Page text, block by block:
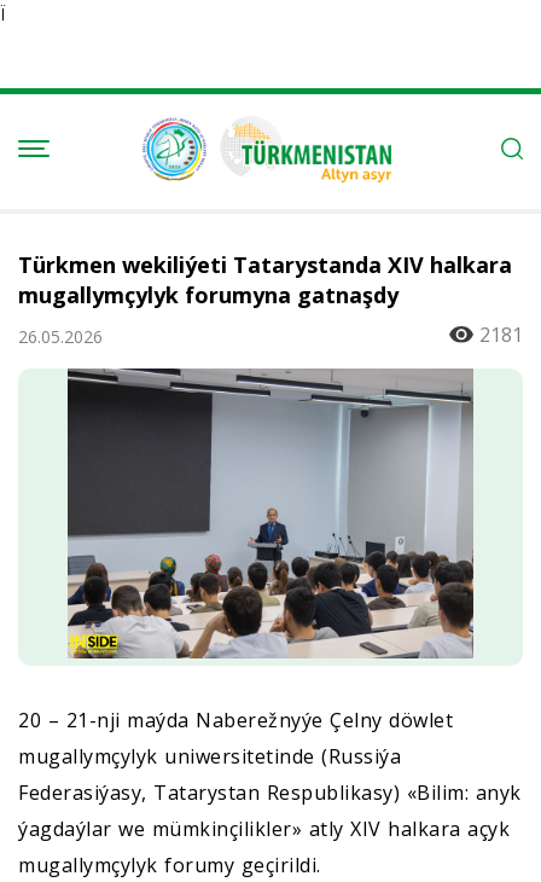
Ï
Türkmen wekiliýeti Tatarystanda XIV halkara
mugallymçylyk forumyna gatnaşdy
26.05.2026 2181
20 – 21-nji maýda Naberežnyýe Çelny döwlet
mugallymçylyk uniwersitetinde (Russiýa
Federasiýasy, Tatarystan Respublikasy) «Bilim: anyk
ýagdaýlar we mümkinçilikler» atly XIV halkara açyk
mugallymçylyk forumy geçirildi.